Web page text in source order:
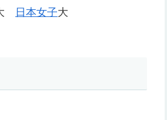
日本女子大